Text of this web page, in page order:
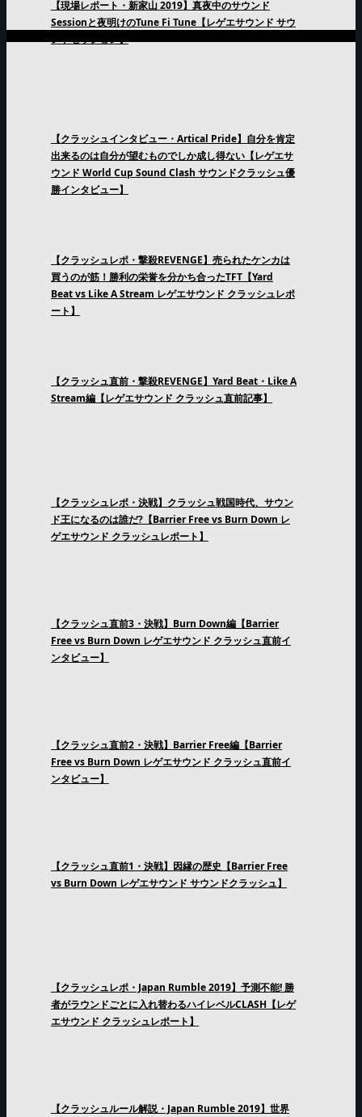
【現場レポート・新家山 2019】真夜中のサウンド
Sessionと夜明けのTune Fi Tune【レゲエサウンド サウ
ンドセッション】
【クラッシュインタビュー・Artical Pride】自分を肯定
出来るのは自分が望むものでしか成し得ない【レゲエサ
ウンド World Cup Sound Clash サウンドクラッシュ優
勝インタビュー】
【クラッシュレポ・撃殺REVENGE】売られたケンカは
買うのが筋！勝利の栄誉を分かち合ったTFT【Yard
Beat vs Like A Stream レゲエサウンド クラッシュレポ
ート】
【クラッシュ直前・撃殺REVENGE】Yard Beat・Like A
Stream編【レゲエサウンド クラッシュ直前記事】
【クラッシュレポ・決戦】クラッシュ戦国時代、サウン
ド王になるのは誰だ?【Barrier Free vs Burn Down レ
ゲエサウンド クラッシュレポート】
【クラッシュ直前3・決戦】Burn Down編【Barrier
Free vs Burn Down レゲエサウンド クラッシュ直前イ
ンタビュー】
【クラッシュ直前2・決戦】Barrier Free編【Barrier
Free vs Burn Down レゲエサウンド クラッシュ直前イ
ンタビュー】
【クラッシュ直前1・決戦】因縁の歴史【Barrier Free
vs Burn Down レゲエサウンド サウンドクラッシュ】
【クラッシュレポ・Japan Rumble 2019】予測不能! 勝
者がラウンドごとに入れ替わるハイレベルCLASH【レゲ
エサウンド クラッシュレポート】
【クラッシュルール解説・Japan Rumble 2019】世界